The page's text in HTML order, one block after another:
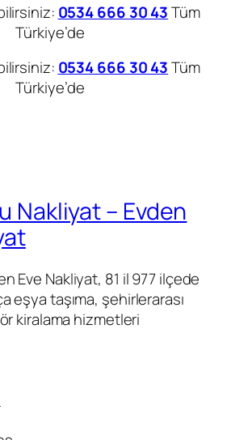
0534 666 30 43Tüm
Türkiye’de
0534 666 30 43Tüm
Türkiye’de
Nakliyat – Evden
Eve Nakliyat, 81 il 977 ilçede
eşya taşıma, şehirlerarası
kiralama hizmetleri